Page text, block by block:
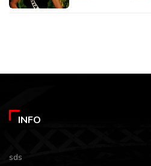
INFO
sds